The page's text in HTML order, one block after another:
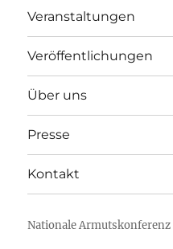
Veranstaltungen
Veröffentlichungen
Über uns
Presse
Kontakt
Nationale Armutskonferenz